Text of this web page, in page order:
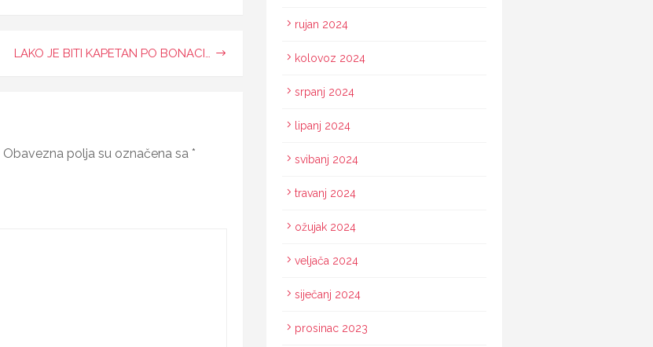
LAKO JE BITI KAPETAN PO BONACI…
Obavezna polja su označena sa *
rujan 2024
kolovoz 2024
srpanj 2024
lipanj 2024
svibanj 2024
travanj 2024
ožujak 2024
veljača 2024
siječanj 2024
prosinac 2023